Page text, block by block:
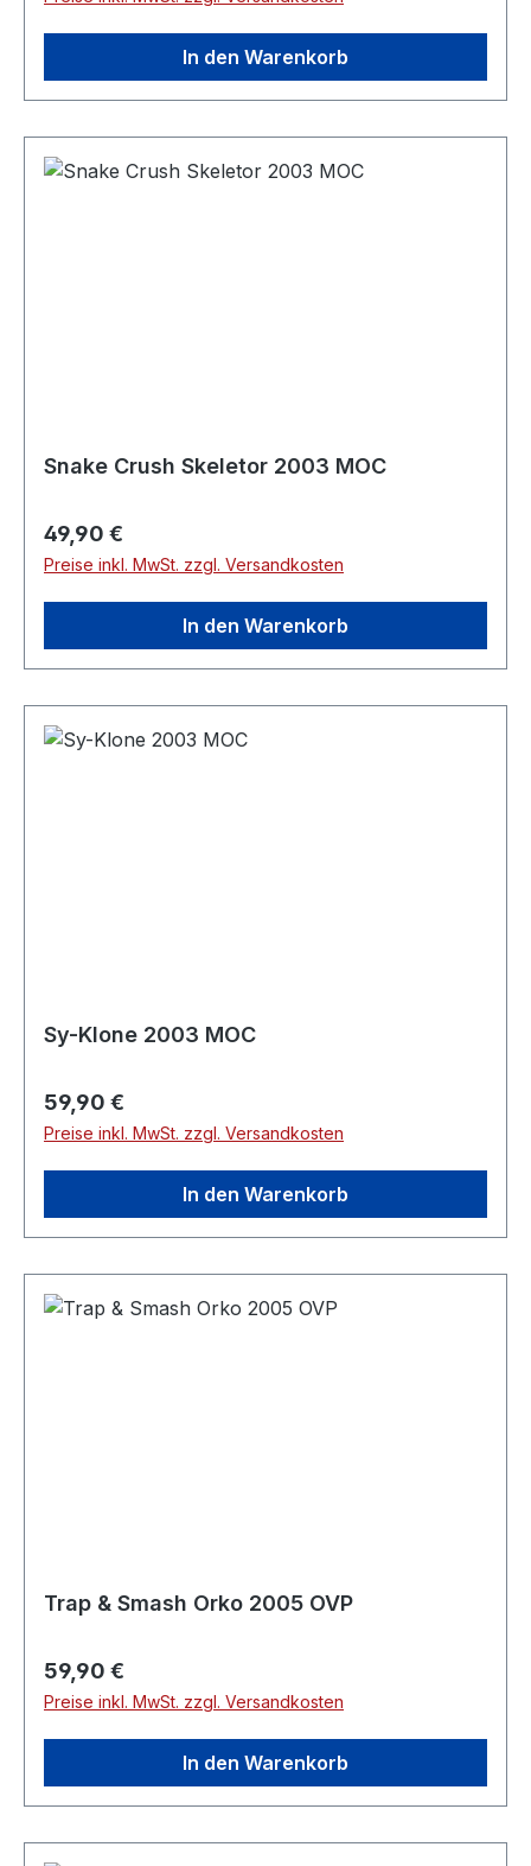
In den Warenkorb
Snake Crush Skeletor 2003 MOC
Regulärer Preis:
49,90 €
Preise inkl. MwSt. zzgl. Versandkosten
In den Warenkorb
Sy-Klone 2003 MOC
Regulärer Preis:
59,90 €
Preise inkl. MwSt. zzgl. Versandkosten
In den Warenkorb
Trap & Smash Orko 2005 OVP
Regulärer Preis:
59,90 €
Preise inkl. MwSt. zzgl. Versandkosten
In den Warenkorb